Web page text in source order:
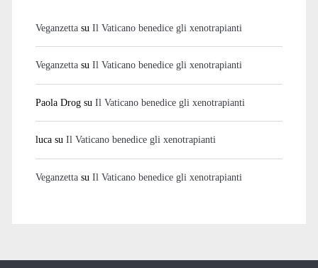
Veganzettasu Il Vaticano benedice gli xenotrapianti
Veganzettasu Il Vaticano benedice gli xenotrapianti
Paola Drogsu Il Vaticano benedice gli xenotrapianti
lucasu Il Vaticano benedice gli xenotrapianti
Veganzettasu Il Vaticano benedice gli xenotrapianti